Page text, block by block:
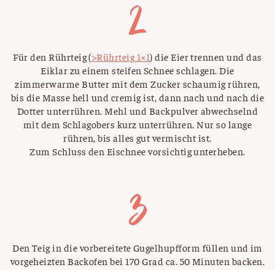
Für den Rührteig (>Rührteig 1×1) die Eier trennen und das
Eiklar zu einem steifen Schnee schlagen. Die
zimmerwarme Butter mit dem Zucker schaumig rühren,
bis die Masse hell und cremig ist, dann nach und nach die
Dotter unterrühren. Mehl und Backpulver abwechselnd
mit dem Schlagobers kurz unterrühren. Nur so lange
rühren, bis alles gut vermischt ist.
Zum Schluss den Eischnee vorsichtig unterheben.
Den Teig in die vorbereitete Gugelhupfform füllen und im
vorgeheizten Backofen bei 170 Grad ca. 50 Minuten backen.